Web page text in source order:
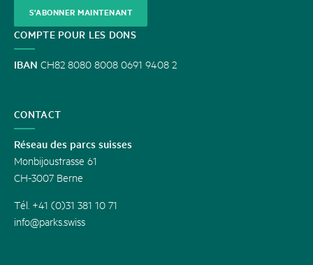
S'ABONNER MAINTENANT
COMPTE POUR LES DONS
IBAN CH82 8080 8008 0691 9408 2
CONTACT
Réseau des parcs suisses
Monbijoustrasse 61
CH-3007 Berne
Tél. +41 (0)31 381 10 71
info@parks.swiss